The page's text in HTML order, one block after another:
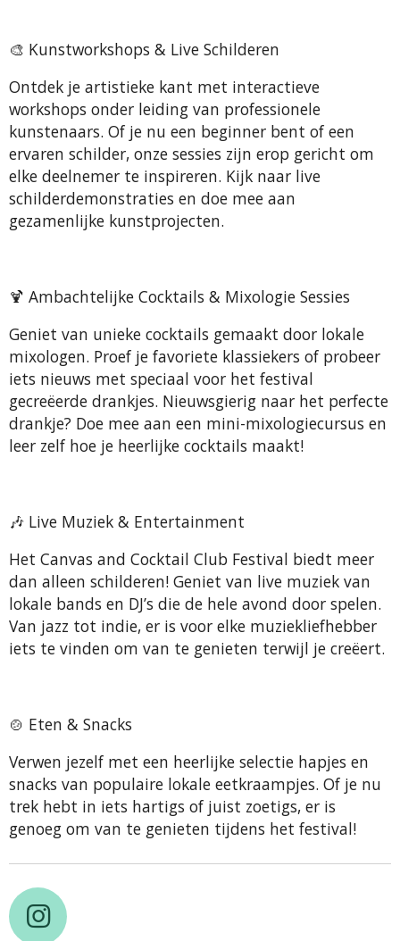
l
🎨 Kunstworkshops & Live Schilderen
Ontdek je artistieke kant met interactieve
workshops onder leiding van professionele
kunstenaars. Of je nu een beginner bent of een
ervaren schilder, onze sessies zijn erop gericht om
elke deelnemer te inspireren. Kijk naar live
schilderdemonstraties en doe mee aan
gezamenlijke kunstprojecten.
🍹 Ambachtelijke Cocktails & Mixologie Sessies
Geniet van unieke cocktails gemaakt door lokale
mixologen. Proef je favoriete klassiekers of probeer
iets nieuws met speciaal voor het festival
gecreëerde drankjes. Nieuwsgierig naar het perfecte
drankje? Doe mee aan een mini-mixologiecursus en
leer zelf hoe je heerlijke cocktails maakt!
🎶 Live Muziek & Entertainment
Het Canvas and Cocktail Club Festival biedt meer
dan alleen schilderen! Geniet van live muziek van
lokale bands en DJ’s die de hele avond door spelen.
Van jazz tot indie, er is voor elke muziekliefhebber
iets te vinden om van te genieten terwijl je creëert.
🍲 Eten & Snacks
Verwen jezelf met een heerlijke selectie hapjes en
snacks van populaire lokale eetkraampjes. Of je nu
trek hebt in iets hartigs of juist zoetigs, er is
genoeg om van te genieten tijdens het festival!
I